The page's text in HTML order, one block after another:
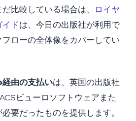
比較している場合は、
ロイヤ
ドは、今日の出版社が利用で
ローの全体像をカバーしてい
由の支払いは、英国の出版社
ビューロソフトウェアまた
要だったものを提供します。